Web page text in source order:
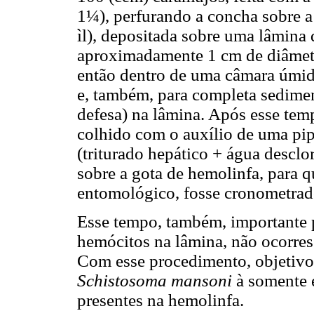
1¼), perfurando a concha sobre
ìl), depositada sobre uma
aproximadamente 1 cm de
então dentro de uma câmara
e, também, para completa
defesa) na lâmina. Após esse
colhido com o auxílio de uma
(triturado hepático + água
sobre a gota de hemolinfa, para
entomológico, fosse
Esse tempo, também,
hemócitos na lâmina, não
Com esse procedimento,
Schistosoma mansoni à somente
presentes na hemolinfa.